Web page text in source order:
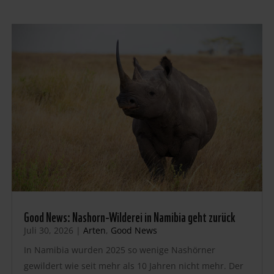
Good News: Nashorn-Wilderei in Namibia geht zurück
Juli 30, 2026 | Arten, Good News
In Namibia wurden 2025 so wenige Nashörner
gewildert wie seit mehr als 10 Jahren nicht mehr. Der